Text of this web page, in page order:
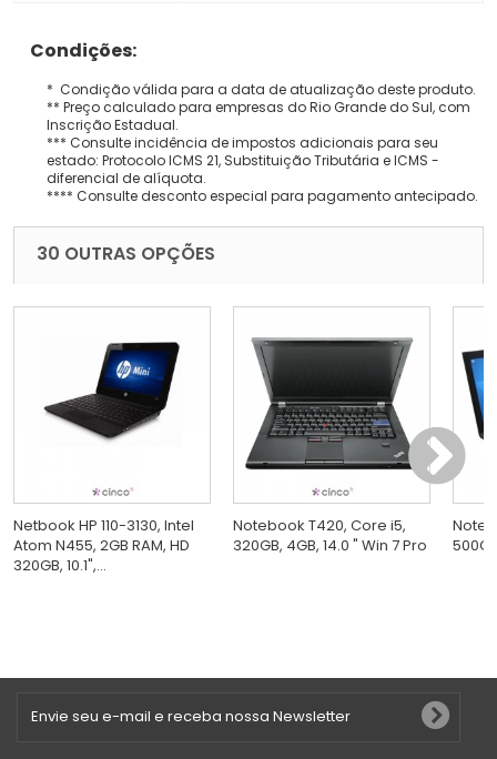
Condições:
* Condição válida para a data de atualização deste produto.
** Preço calculado para empresas do Rio Grande do Sul, com
Inscrição Estadual.
*** Consulte incidência de impostos adicionais para seu
estado: Protocolo ICMS 21, Substituição Tributária e ICMS -
diferencial de alíquota.
**** Consulte desconto especial para pagamento antecipado.
30 OUTRAS OPÇÕES
Netbook HP 110-3130, Intel
Atom N455, 2GB RAM, HD
320GB, 10.1",...
Notebook T420, Core i5,
320GB, 4GB, 14.0 " Win 7 Pro